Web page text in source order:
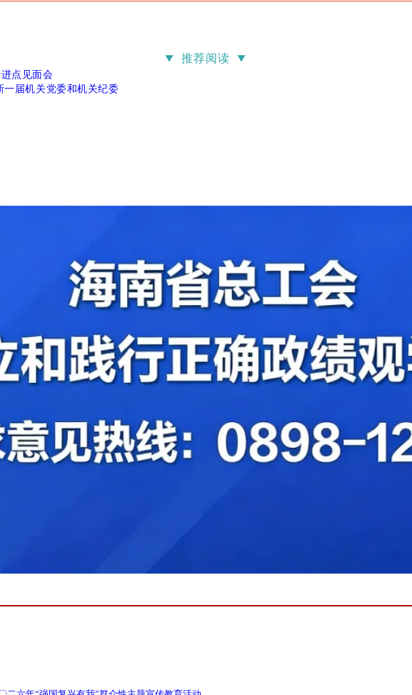
▼ 推荐阅读 ▼
点见面会
届机关党委和机关纪委